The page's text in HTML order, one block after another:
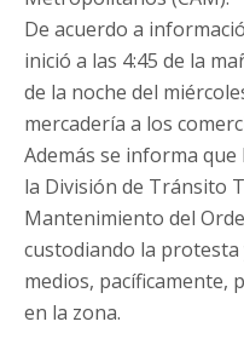
De acuerdo a
inició a las 4:45 de la
de la noche del
mercadería a los
Además se informa que
la División de Tránsito
Mantenimiento del
custodiando la
medios, pacíficamente,
en la zona.